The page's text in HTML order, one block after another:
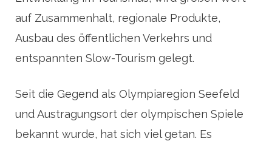
auf Zusammenhalt, regionale Produkte,
Ausbau des öffentlichen Verkehrs und
entspannten Slow-Tourism gelegt.
Seit die Gegend als Olympiaregion Seefeld
und Austragungsort der olympischen Spiele
bekannt wurde, hat sich viel getan. Es